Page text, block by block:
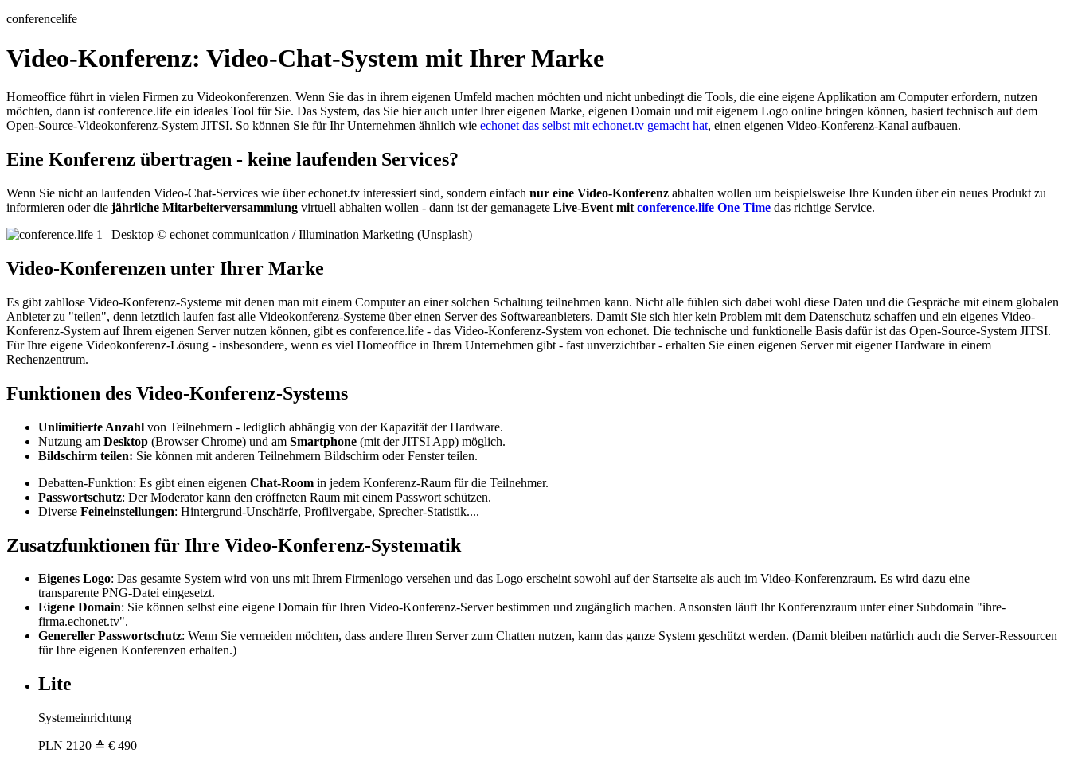
conferencelife
Video-Konferenz: Video-Chat-System mit Ihrer Marke
Homeoffice führt in vielen Firmen zu Videokonferenzen. Wenn Sie das in ihrem eigenen Umfeld machen möchten und nicht unbedingt die Tools, die eine eigene Applikation am Computer erfordern, nutzen
möchten, dann ist conference.life ein ideales Tool für Sie. Das System, das Sie hier auch unter Ihrer eigenen Marke, eigenen Domain und mit eigenem Logo online bringen können, basiert technisch auf dem
Open-Source-Videokonferenz-System JITSI. So können Sie für Ihr Unternehmen ähnlich wie echonet das selbst mit echonet.tv gemacht hat, einen eigenen Video-Konferenz-Kanal aufbauen.
Eine Konferenz übertragen - keine laufenden Services?
Wenn Sie nicht an laufenden Video-Chat-Services wie über echonet.tv interessiert sind, sondern einfach nur eine Video-Konferenz abhalten wollen um beispielsweise Ihre Kunden über ein neues Produkt zu
informieren oder die jährliche Mitarbeiterversammlung virtuell abhalten wollen - dann ist der gemanagete Live-Event mit conference.life One Time das richtige Service.
Video-Konferenzen unter Ihrer Marke
Es gibt zahllose Video-Konferenz-Systeme mit denen man mit einem Computer an einer solchen Schaltung teilnehmen kann. Nicht alle fühlen sich dabei wohl diese Daten und die Gespräche mit einem globalen
Anbieter zu "teilen", denn letztlich laufen fast alle Videokonferenz-Systeme über einen Server des Softwareanbieters. Damit Sie sich hier kein Problem mit dem Datenschutz schaffen und ein eigenes Video-
Konferenz-System auf Ihrem eigenen Server nutzen können, gibt es conference.life - das Video-Konferenz-System von echonet. Die technische und funktionelle Basis dafür ist das Open-Source-System JITSI.
Für Ihre eigene Videokonferenz-Lösung - insbesondere, wenn es viel Homeoffice in Ihrem Unternehmen gibt - fast unverzichtbar - erhalten Sie einen eigenen Server mit eigener Hardware in einem
Rechenzentrum.
Funktionen des Video-Konferenz-Systems
Unlimitierte Anzahl von Teilnehmern - lediglich abhängig von der Kapazität der Hardware.
Nutzung am Desktop (Browser Chrome) und am Smartphone (mit der JITSI App) möglich.
Bildschirm teilen: Sie können mit anderen Teilnehmern Bildschirm oder Fenster teilen.
Debatten-Funktion: Es gibt einen eigenen Chat-Room in jedem Konferenz-Raum für die Teilnehmer.
Passwortschutz: Der Moderator kann den eröffneten Raum mit einem Passwort schützen.
Diverse Feineinstellungen: Hintergrund-Unschärfe, Profilvergabe, Sprecher-Statistik....
Zusatzfunktionen für Ihre Video-Konferenz-Systematik
Eigenes Logo: Das gesamte System wird von uns mit Ihrem Firmenlogo versehen und das Logo erscheint sowohl auf der Startseite als auch im Video-Konferenzraum. Es wird dazu eine
transparente PNG-Datei eingesetzt.
Eigene Domain: Sie können selbst eine eigene Domain für Ihren Video-Konferenz-Server bestimmen und zugänglich machen. Ansonsten läuft Ihr Konferenzraum unter einer Subdomain "ihre-
firma.echonet.tv".
Genereller Passwortschutz: Wenn Sie vermeiden möchten, dass andere Ihren Server zum Chatten nutzen, kann das ganze System geschützt werden. (Damit bleiben natürlich auch die Server-Ressourcen
für Ihre eigenen Konferenzen erhalten.)
Lite
Systemeinrichtung
PLN 2120 ≙ € 490